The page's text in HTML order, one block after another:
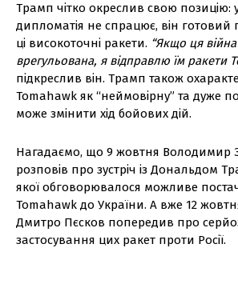
Трамп чітко окреслив свою позицію:
дипломатія не спрацює, він готовий
ці високоточні ракети. “Якщо ця
врегульована, я відправлю їм ракети
підкреслив він. Трамп також
Tomahawk як “неймовірну” та дуже
може змінити хід бойових дій.
Нагадаємо, що 9 жовтня Володимир
розповів про зустріч із Дональдом
якої обговорювалося можливе
Tomahawk до України. А вже 12
Дмитро Пєсков попередив про
застосування цих ракет проти Росії.